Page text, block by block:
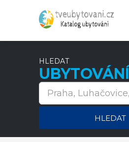
HLEDAT
UBYTOVÁNÍ
HLEDAT